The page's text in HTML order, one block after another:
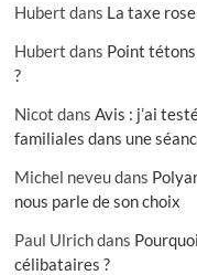
Hubert dans La taxe
Hubert dans Point
?
Nicot dansAvis : j’ai
familiales dans une
Michel neveudans
nous parle de son choix
Paul Ulrichdans
célibataires ?